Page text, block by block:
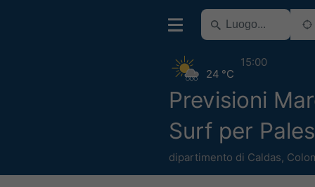
Previsioni
Surf per
dipartimento di Caldas,
24 °C
15:00